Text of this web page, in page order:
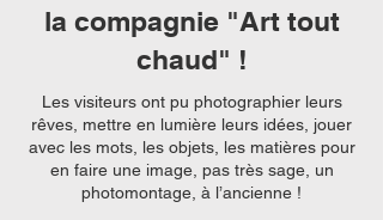
la compagnie "Art tout
chaud" !
Les visiteurs ont pu photographier leurs
rêves, mettre en lumière leurs idées, jouer
avec les mots, les objets, les matières pour
en faire une image, pas très sage, un
photomontage, à l’ancienne !